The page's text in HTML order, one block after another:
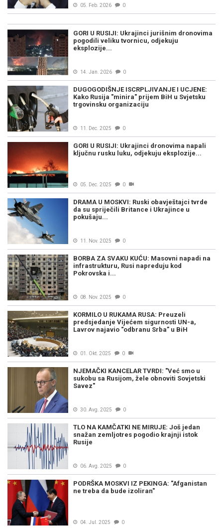
05. Feb. 2026 0
GORI U RUSIJI: Ukrajinci jurišnim dronovima
pogodili veliku tvornicu, odjekuju
eksplozije...
14. Jan. 2026 0
DUGOGODIŠNJE ISCRPLJIVANJE I UCJENE:
Kako Rusija "minira" prijem BiH u Svjetsku
trgovinsku organizaciju
11. Dec. 2025 0
GORI U RUSIJI: Ukrajinci dronovima napali
ključnu rusku luku, odjekuju eksplozije...
05. Dec. 2025 0
DRAMA U MOSKVI: Ruski obavještajci tvrde
da su spriječili Britance i Ukrajince u
pokušaju...
11. Nov. 2025 0
BORBA ZA SVAKU KUĆU: Masovni napadi na
infrastrukturu, Rusi napreduju kod
Pokrovska i...
08. Nov. 2025 0
KORMILO U RUKAMA RUSA: Preuzeli
predsjedanje Vijećem sigurnosti UN-a,
Lavrov najavio “odbranu Srba” u BiH
01. Okt. 2025 0
NJEMAČKI KANCELAR TVRDI: "Već smo u
sukobu sa Rusijom, žele obnoviti Sovjetski
Savez"
30. Avg. 2025 0
TLO NA KAMČATKI NE MIRUJE: Još jedan
snažan zemljotres pogodio krajnji istok
Rusije
06. Avg. 2025 0
PODRŠKA MOSKVI IZ PEKINGA: "Afganistan
ne treba da bude izoliran"
04. Jul. 2025 0